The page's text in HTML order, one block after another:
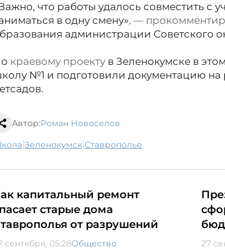
что работы удалось совместить с
в одну смену», —
администрации Советского
краевому проекту в Зеленокумске в
№1 и подготовили документацию на
Автор:Роман Новоселов
школа| Зеленокумск| Ставрополье
капитальный ремонт
старые дома
от разрушений
сентября, 05:28Общество 27